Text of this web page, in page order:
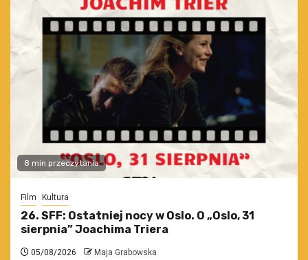
8 min przeczytania
Film Kultura
26. SFF: Ostatniej nocy w Oslo. O „Oslo, 31
sierpnia” Joachima Triera
05/08/2026 Maja Grabowska